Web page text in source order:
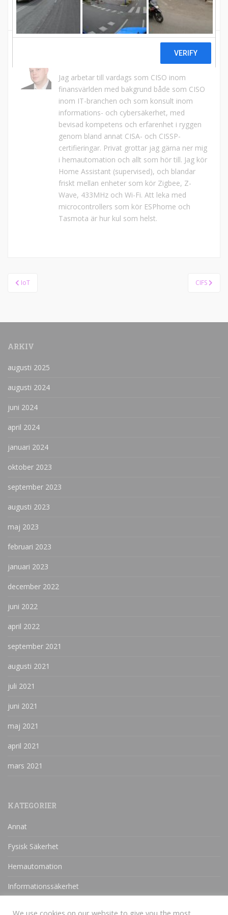
Jag arbetar till vardags som CISO inom
finansvärlden med bakgrund både som CISO
inom IT-branchen och som konsult inom
informations- och cybersäkerhet, med
bevisad kompetens och erfarenhet i ryggen
genom bland annat CISA- och CISSP-
certifieringar. Privat grottar jag gärna ner mig
i hemautomation och allt som hör till. Jag kör
Home Assistant (supervised), och blandar
friskt mellan enheter som kör Zigbee, Z-
Wave, 433MHz och Wi-Fi. Att leka med
microcontrollers som kör ESPhome och
Tasmota är hur kul som helst.
Inläggsnavigering
IoT CIFS
ARKIV
augusti 2025
augusti 2024
juni 2024
april 2024
januari 2024
oktober 2023
september 2023
augusti 2023
maj 2023
februari 2023
januari 2023
december 2022
juni 2022
april 2022
september 2021
augusti 2021
juli 2021
juni 2021
maj 2021
april 2021
mars 2021
KATEGORIER
Annat
Fysisk Säkerhet
Hemautomation
Informationssäkerhet
We use cookies on our website to give you the most